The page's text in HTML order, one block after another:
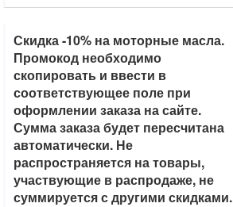
Скидка -10% на моторные масла.
Промокод необходимо
скопировать и ввести в
соответствующее поле при
оформлении заказа на сайте.
Сумма заказа будет пересчитана
автоматически. Не
распространяется на товары,
участвующие в распродаже, не
суммируется с другими скидками.